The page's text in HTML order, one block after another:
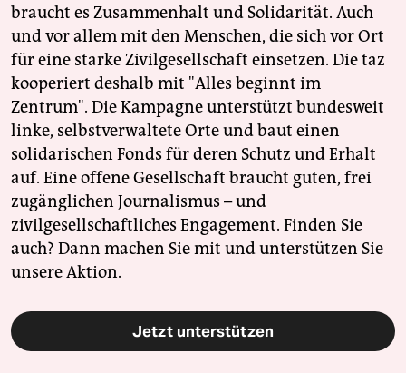
braucht es Zusammenhalt und Solidarität. Auch
und vor allem mit den Menschen, die sich vor Ort
für eine starke Zivilgesellschaft einsetzen. Die taz
kooperiert deshalb mit "Alles beginnt im
Zentrum". Die Kampagne unterstützt bundesweit
linke, selbstverwaltete Orte und baut einen
solidarischen Fonds für deren Schutz und Erhalt
auf. Eine offene Gesellschaft braucht guten, frei
zugänglichen Journalismus – und
zivilgesellschaftliches Engagement. Finden Sie
auch? Dann machen Sie mit und unterstützen Sie
unsere Aktion.
Jetzt unterstützen